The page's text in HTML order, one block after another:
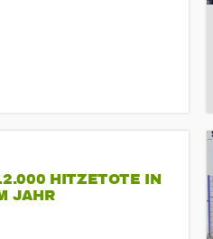
HITZETOTE IN
JAHR